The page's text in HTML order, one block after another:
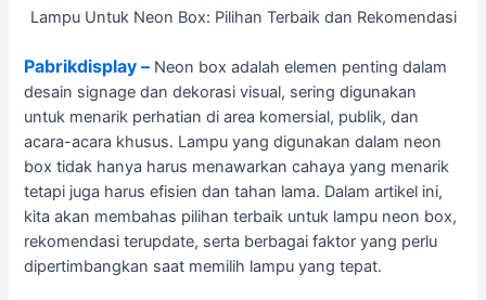
Lampu Untuk Neon Box: Pilihan Terbaik dan Rekomendasi
Pabrikdisplay – Neon box adalah elemen penting dalam
desain signage dan dekorasi visual, sering digunakan
untuk menarik perhatian di area komersial, publik, dan
acara-acara khusus. Lampu yang digunakan dalam neon
box tidak hanya harus menawarkan cahaya yang menarik
tetapi juga harus efisien dan tahan lama. Dalam artikel ini,
kita akan membahas pilihan terbaik untuk lampu neon box,
rekomendasi terupdate, serta berbagai faktor yang perlu
dipertimbangkan saat memilih lampu yang tepat.